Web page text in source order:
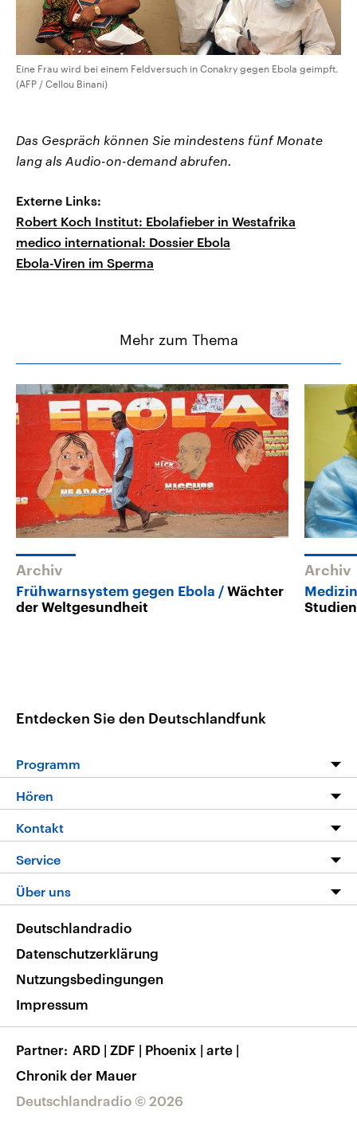
Eine Frau wird bei einem Feldversuch in Conakry gegen Ebola geimpft.
(AFP / Cellou Binani)
Das Gespräch können Sie mindestens fünf Monate
lang als Audio-on-demand abrufen.
Externe Links:
Robert Koch Institut: Ebolafieber in Westafrika
medico international: Dossier Ebola
Ebola-Viren im Sperma
Mehr zum Thema
Archiv
Frühwarnsystem gegen Ebola
Wächter
der Weltgesundheit
Archiv
Entdecken Sie den Deutschlandfunk
Programm
Programm
Die Nachrichten
Nachrichtenleicht
Neue Beiträge auf dlf.de
Hören
Livestream
Podcasts
Deutschlandfunk App
Nachrichten App
Frequenzen
Kontakt
Hörerservice
Service
FAQ
Veranstaltungen
Musikliste
RSS
Über uns
Barrierefreiheit
Deutschlandradio © 2026
Deutschlandradio
Datenschutzerklärung
Nutzungsbedingungen
Impressum
Partner ARD | ZDF | Phoenix | arte |
Chronik der Mauer